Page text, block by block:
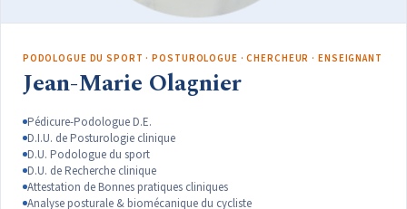
PODOLOGUE DU SPORT · POSTUROLOGUE · CHERCHEUR · ENSEIGNANT
Jean-Marie Olagnier
Pédicure-Podologue D.E.
D.I.U. de Posturologie clinique
D.U. Podologue du sport
D.U. de Recherche clinique
Attestation de Bonnes pratiques cliniques
Analyse posturale & biomécanique du cycliste